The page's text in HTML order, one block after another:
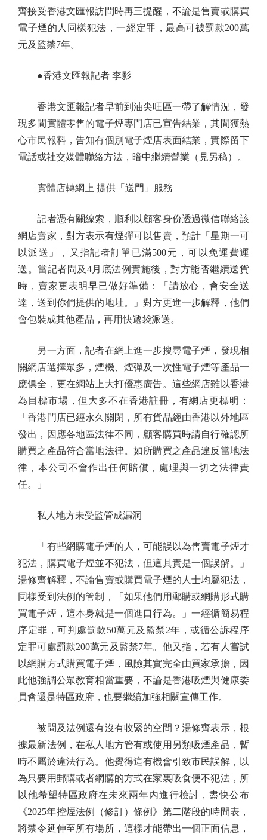
齊接受香港文匯報訪問時再三提醒，不論是售賣或購買
電子煙的人同樣犯法，一經定罪，最高可被罰款200萬
元及監禁7年。
●香港文匯報記者 李影
香港文匯報記者早前到油尖旺區一帶了解情況，發
現多間實體零售的電子煙專門店已宣告結業，其間獲熱
心市民報料，告知有個別電子煙店表面結業，實際留下
電話或社交媒體聯絡方法，暗中繼續營業（見另稿）。
實體店轉網上 提供「送門」服務
記者憑有關線索，順利以顧客身份透過微信聯絡該
網店賣家，對方表示有煙彈可以售賣，預計「星期一可
以派送」，又指記者訂單已滿500元，可以免運費運
送。當記者問及4月底法例實施後，對方能否繼續送貨
時，賣家更表明早已做好準備：「請放心，會安全送
達，送到你們提供的地址。」對方更進一步解釋，他們
會包裝成其他產品，再用快遞袋派送。
另一方面，記者在網上進一步搜尋電子煙，發現相
關網店選擇眾多，煙機、煙彈及一次性電子煙等產品一
應俱全，更在網站上大打優惠廣告。這些網店雖以香港
為目標市場，但大多不在香港註冊，有網店更標明：
「香港門店已經永久關閉，所有貨品經由香港以外地區
發出，因應各地區法律不同，顧客購買時請自行確認所
購買之產品符合當地法律。如所購買之產品違反當地法
律，本公司不會作出任何賠償，處理與一切之法律責
任。」
私人地方未受監管成漏洞
「有些網購電子煙的人，可能誤以為售賣電子煙才
犯法，購買電子煙並不犯法，但這其實是一個誤解。」
湯修齊解釋，不論售賣或購買電子煙的人士均屬犯法，
同樣受到法例的管制，「如果他們用郵購或網購形式購
買電子煙，這本身就是一個進口行為。」一經循簡易程
序定罪，可判處罰款50萬元及監禁2年，或循公訴程序
定罪可處罰款200萬元及監禁7年。他又指，若有人嘗試
以網購方式購買電子煙，風險其實完全由買家承擔，因
此他強調公眾教育相當重要，不論是香港吸煙與健康委
員會還是特區政府，也要繼續加強相關宣傳工作。
被問及法例還有沒有收緊的空間？湯修齊表示，根
據最新法例，在私人地方管有或使用另類吸煙產品，暫
時不屬於違法行為。他覺得這有機會引致市民誤解，以
為只要用郵購或者網購的方式在家裏吸食便不犯法，所
以他希望特區政府在未來兩年內進行檢討，盡快公布
《2025年控煙法例（修訂）條例》第二階段的時間表，
將禁令延伸至所有場所，這樣才能帶出一個正面信息，